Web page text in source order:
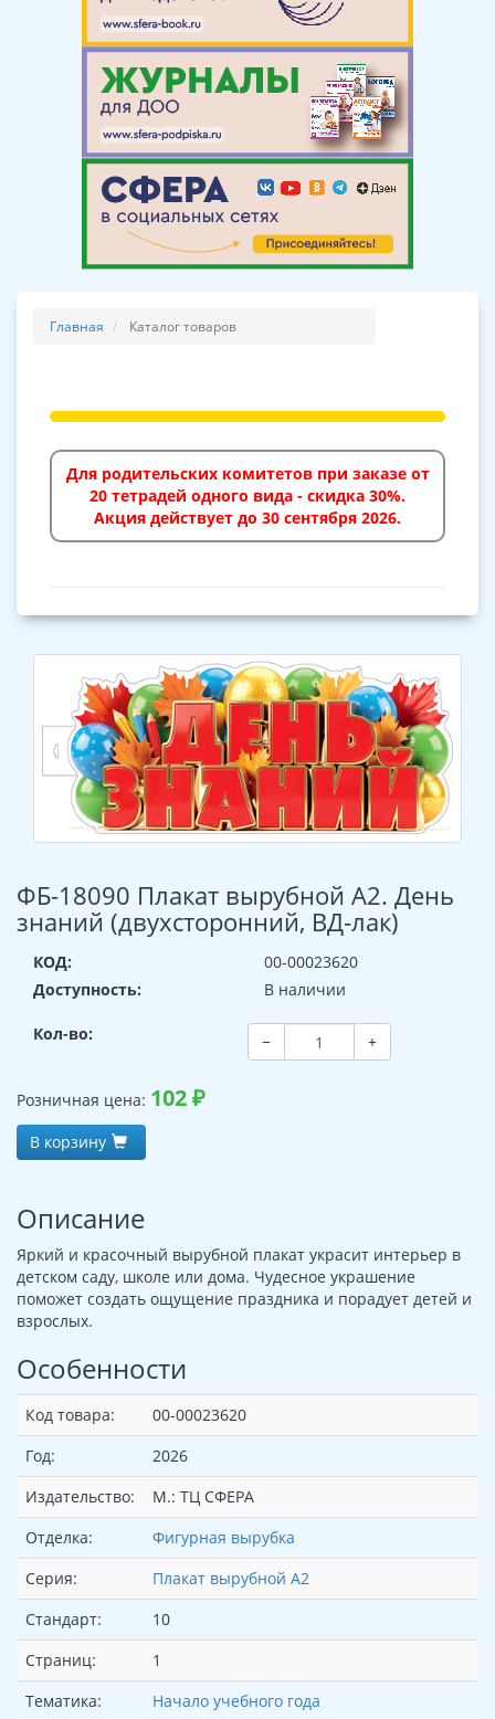
Главная Каталог товаров
Для родительских комитетов при заказе от
20 тетрадей одного вида - скидка 30%.
Акция действует до 30 сентября 2026.
ФБ-18090 Плакат вырубной А2. День
знаний (двухсторонний, ВД-лак)
КОД:
00-00023620
Доступность:
В наличии
Кол-во: − +
Розничная цена: 102₽
В корзину
Описание
Яркий и красочный вырубной плакат украсит интерьер в
детском саду, школе или дома. Чудесное украшение
поможет создать ощущение праздника и порадует детей и
взрослых.
Особенности
Код товара:
00-00023620
Год:
2026
Издательство:
М.: ТЦ СФЕРА
Отделка:
Фигурная вырубка
Серия:
Плакат вырубной А2
Стандарт:
10
Страниц:
1
Тематика:
Начало учебного года